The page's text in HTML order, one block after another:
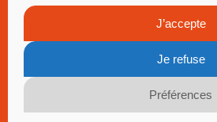
J’accepte
Je refuse
Préférences
Mentions légales-Politique
du site